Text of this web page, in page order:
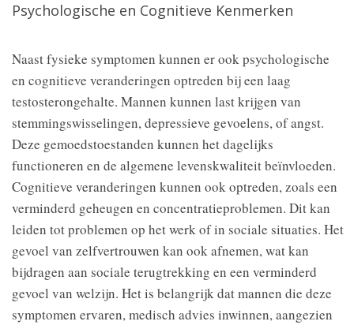
Psychologische en Cognitieve Kenmerken
Naast fysieke symptomen kunnen er ook psychologische
en cognitieve veranderingen optreden bij een laag
testosterongehalte. Mannen kunnen last krijgen van
stemmingswisselingen, depressieve gevoelens, of angst.
Deze gemoedstoestanden kunnen het dagelijks
functioneren en de algemene levenskwaliteit beïnvloeden.
Cognitieve veranderingen kunnen ook optreden, zoals een
verminderd geheugen en concentratieproblemen. Dit kan
leiden tot problemen op het werk of in sociale situaties. Het
gevoel van zelfvertrouwen kan ook afnemen, wat kan
bijdragen aan sociale terugtrekking en een verminderd
gevoel van welzijn. Het is belangrijk dat mannen die deze
symptomen ervaren, medisch advies inwinnen, aangezien